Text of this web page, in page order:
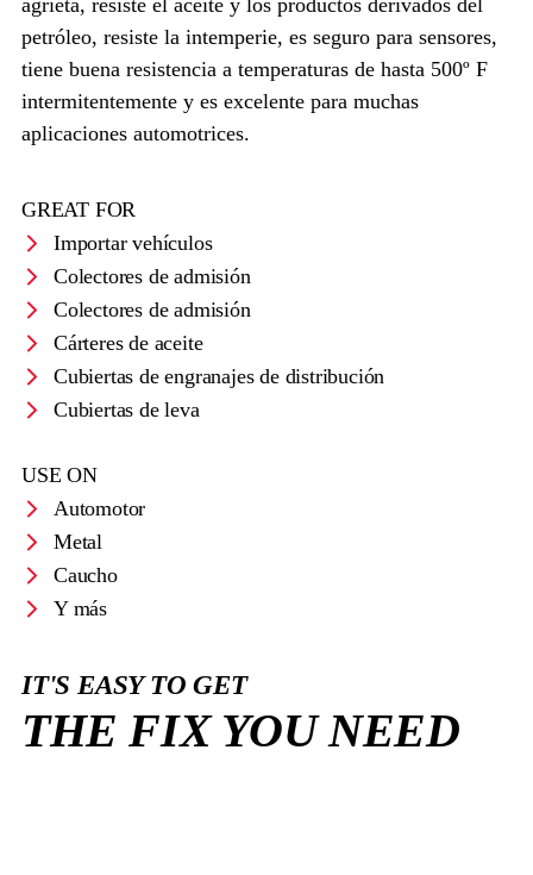
petróleo, resiste la intemperie, es seguro para sensores,
tiene buena resistencia a temperaturas de hasta 500º F
intermitentemente y es excelente para muchas
aplicaciones automotrices.
GREAT FOR
Importar vehículos
Colectores de admisión
Colectores de admisión
Cárteres de aceite
Cubiertas de engranajes de distribución
Cubiertas de leva
USE ON
Automotor
Metal
Caucho
Y más
IT'S EASY TO GET
THE FIX YOU NEED